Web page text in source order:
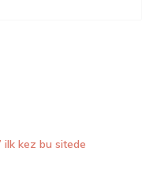
ilk kez bu sitede